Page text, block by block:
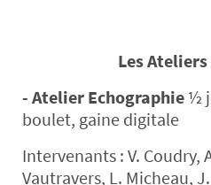
Les
- Atelier Echographie ½
boulet, gaine digitale
Intervenants : V. Coudry,
Vautravers, L. Micheau,